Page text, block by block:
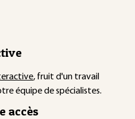
, fruit d'un travail
équipe de spécialistes.
accès